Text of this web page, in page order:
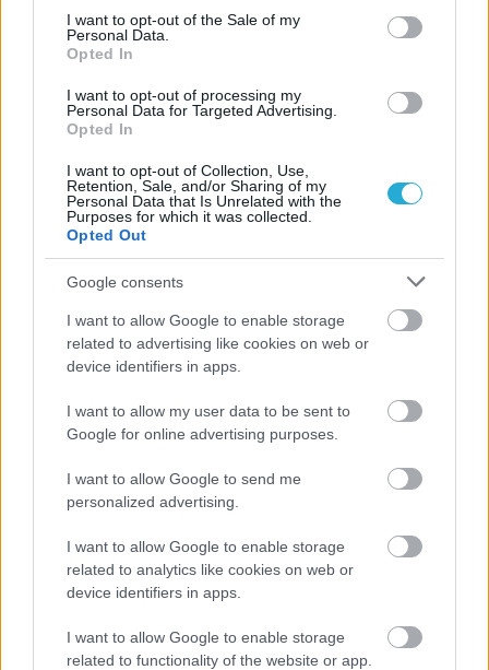
consent section.
I want to opt-out of the Sale of my
Personal Data.
Opted In
I want to opt-out of processing my
Personal Data for Targeted Advertising.
Opted In
I want to opt-out of Collection, Use,
Retention, Sale, and/or Sharing of my
Personal Data that Is Unrelated with the
Purposes for which it was collected.
Opted Out
Google consents
I want to allow Google to enable storage
related to advertising like cookies on web or
device identifiers in apps.
I want to allow my user data to be sent to
Google for online advertising purposes.
I want to allow Google to send me
personalized advertising.
I want to allow Google to enable storage
related to analytics like cookies on web or
device identifiers in apps.
I want to allow Google to enable storage
related to functionality of the website or app.
ΗΛΙΑΣ ΠΑΠΑΪΩΑΝΝΟΥ
Α.Ο. Θήρας